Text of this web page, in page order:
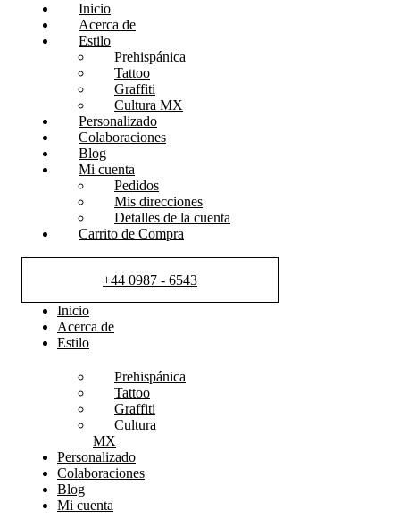
Inicio
Acerca de
Estilo
Prehispánica
Tattoo
Graffiti
Cultura MX
Personalizado
Colaboraciones
Blog
Mi cuenta
Pedidos
Mis direcciones
Detalles de la cuenta
Carrito de Compra
+44 0987 - 6543
Inicio
Acerca de
Estilo
Prehispánica
Tattoo
Graffiti
Cultura
MX
Personalizado
Colaboraciones
Blog
Mi cuenta